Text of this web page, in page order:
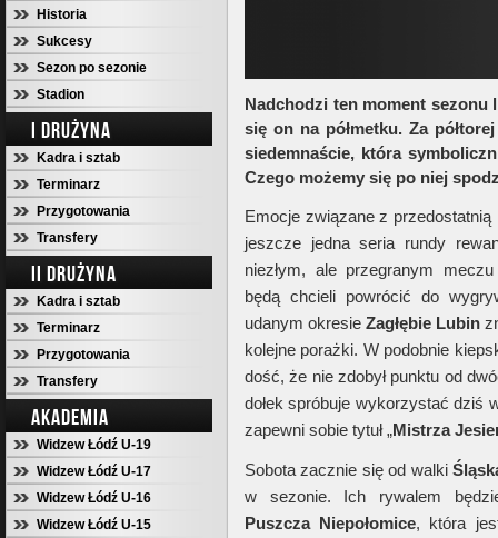
Historia
Sukcesy
Sezon po sezonie
Stadion
I DRUŻYNA
Kadra i sztab
Terminarz
Przygotowania
Transfery
II DRUŻYNA
Kadra i sztab
Terminarz
Przygotowania
Transfery
AKADEMIA
Widzew Łódź U-19
Widzew Łódź U-17
Widzew Łódź U-16
Widzew Łódź U-15
Nadchodzi ten moment sezonu
się on na półmetku. Za
siedemnaście, która
Czego możemy się po niej
Emocje związane z
jeszcze jedna seria rundy
niezłym, ale przegranym
będą chcieli powrócić do
udanym okresieZagłębie Lubin
kolejne porażki. W podobnie
dość, że nie zdobył punktu od
dołek spróbuje wykorzystać dziś
zapewni sobie tytuł „Mistrza
Sobota zacznie się od walki
w sezonie. Ich rywalem
Puszcza Niepołomice, która